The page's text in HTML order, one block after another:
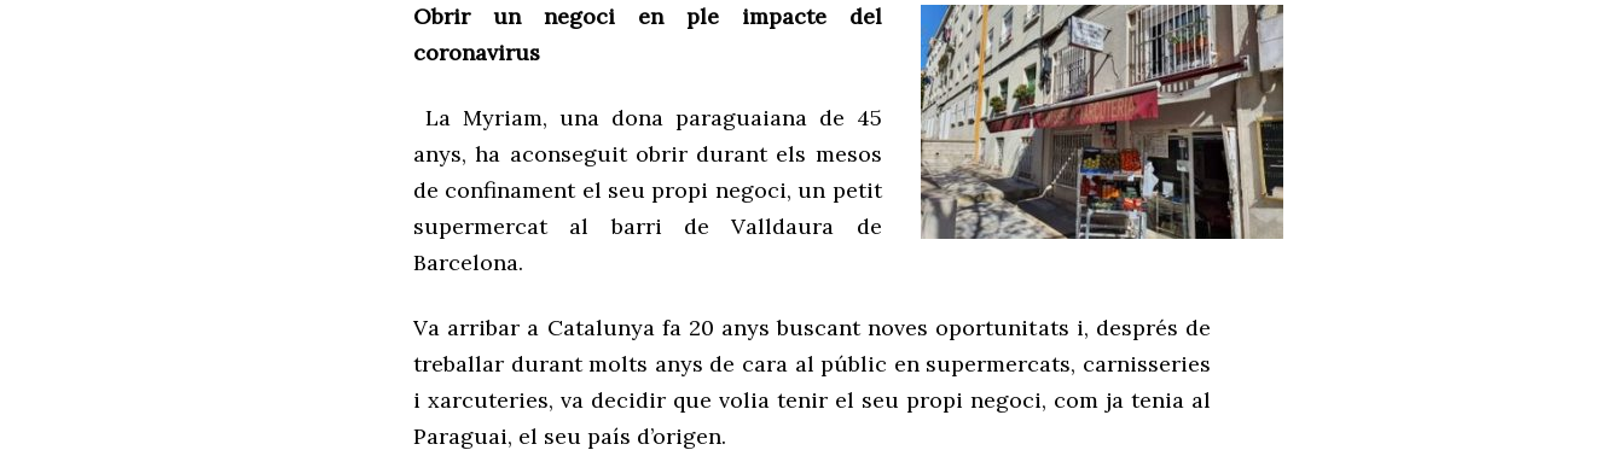
Obrir un negoci en ple impacte del
coronavirus
La Myriam, una dona paraguaiana de 45
anys, ha aconseguit obrir durant els mesos
de confinament el seu propi negoci, un petit
supermercat al barri deValldaura de
Barcelona.
Va arribar a Catalunya fa 20 anys buscant noves oportunitats i, després de
treballar durant molts anys de cara al públic en supermercats, carnisseries
i xarcuteries, va decidir que volia tenir el seu propi negoci, com ja tenia al
Paraguai, el seu país d’origen.